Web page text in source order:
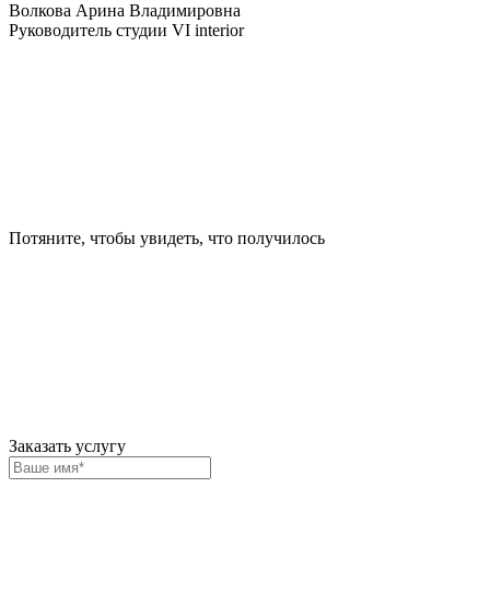
Волкова Арина Владимировна
Руководитель студии VI interior
Потяните, чтобы увидеть, что получилось
Заказать услугу